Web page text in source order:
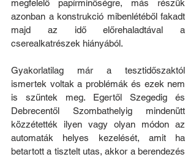
megfelelő papírminőségre, más részük
azonban a konstrukció mibenlétéből fakadt
majd az idő előrehaladtával a
cserealkatrészek hiányából.
Gyakorlatilag már a tesztidőszaktól
ismertek voltak a problémák és ezek nem
is szűntek meg. Egertől Szegedig és
Debrecentől Szombathelyig mindenütt
közzétették ilyen vagy olyan módon az
automaták helyes kezelését, amit ha
betartott a tisztelt utas, akkor a berendezés